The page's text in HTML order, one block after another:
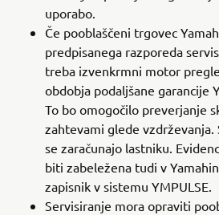
uporabo.
Če pooblaščeni trgovec
predpisanega razporeda
treba izvenkrmni motor
obdobja podaljšane garancije
To bo omogočilo preverjanje
zahtevami glede
se zaračunajo lastniku.
biti zabeležena tudi v
zapisnik v sistemu YMPULSE.
Servisiranje mora opraviti